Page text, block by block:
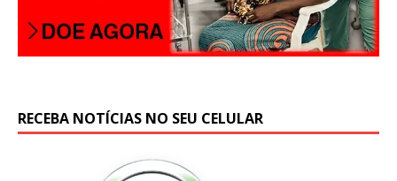
RECEBA NOTÍCIAS NO SEU CELULAR